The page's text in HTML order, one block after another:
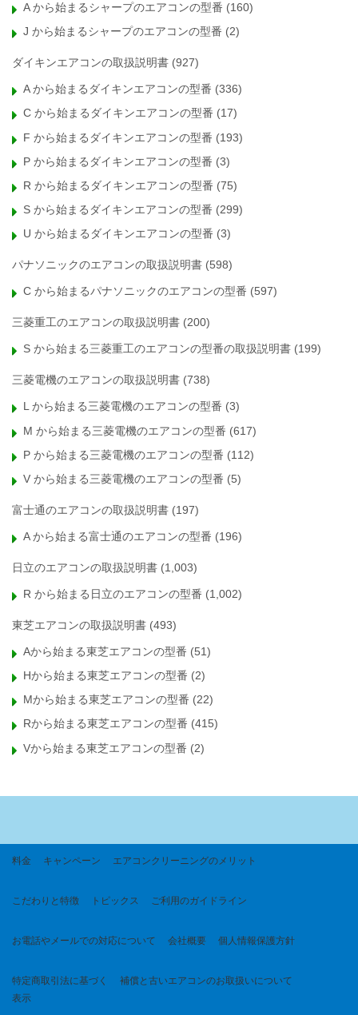
A から始まるシャープのエアコンの型番 (160)
J から始まるシャープのエアコンの型番 (2)
ダイキンエアコンの取扱説明書 (927)
A から始まるダイキンエアコンの型番 (336)
C から始まるダイキンエアコンの型番 (17)
F から始まるダイキンエアコンの型番 (193)
P から始まるダイキンエアコンの型番 (3)
R から始まるダイキンエアコンの型番 (75)
S から始まるダイキンエアコンの型番 (299)
U から始まるダイキンエアコンの型番 (3)
パナソニックのエアコンの取扱説明書 (598)
C から始まるパナソニックのエアコンの型番 (597)
三菱重工のエアコンの取扱説明書 (200)
S から始まる三菱重工のエアコンの型番の取扱説明書 (199)
三菱電機のエアコンの取扱説明書 (738)
L から始まる三菱電機のエアコンの型番 (3)
M から始まる三菱電機のエアコンの型番 (617)
P から始まる三菱電機のエアコンの型番 (112)
V から始まる三菱電機のエアコンの型番 (5)
富士通のエアコンの取扱説明書 (197)
A から始まる富士通のエアコンの型番 (196)
日立のエアコンの取扱説明書 (1,003)
R から始まる日立のエアコンの型番 (1,002)
東芝エアコンの取扱説明書 (493)
Aから始まる東芝エアコンの型番 (51)
Hから始まる東芝エアコンの型番 (2)
Mから始まる東芝エアコンの型番 (22)
Rから始まる東芝エアコンの型番 (415)
Vから始まる東芝エアコンの型番 (2)
料金 キャンペーン エアコンクリーニングのメリット
こだわりと特徴 トピックス ご利用のガイドライン
お電話やメールでの対応について 会社概要 個人情報保護方針
特定商取引法に基づく
表示
補償と古いエアコンのお取扱いについて